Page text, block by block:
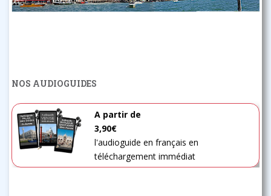
NOS AUDIOGUIDES
A partir de
3,90€
l'audioguide en français en
téléchargement immédiat